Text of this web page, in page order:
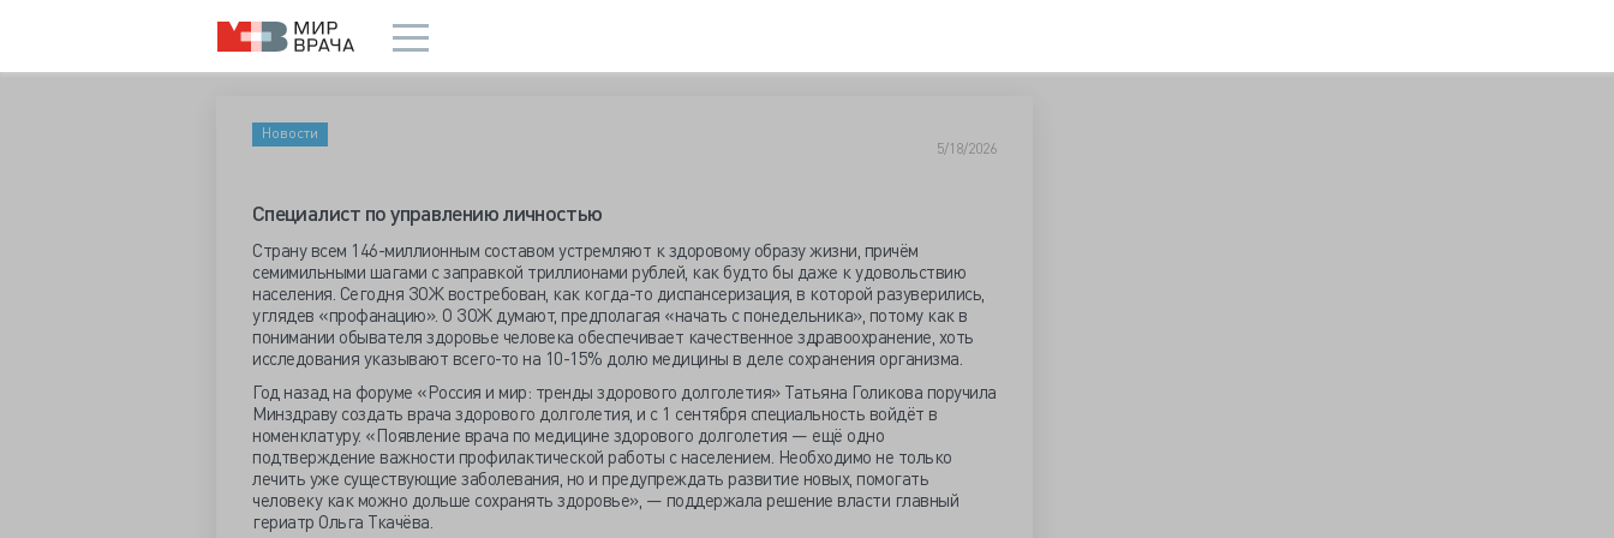
Новости
5/18/2026
Специалист по управлению личностью
Страну всем 146-миллионным составом устремляют к здоровому образу жизни, причём
семимильными шагами с заправкой триллионами рублей, как будто бы даже к удовольствию
населения. Сегодня ЗОЖ востребован, как когда-то диспансеризация, в которой разуверились,
углядев «профанацию». О ЗОЖ думают, предполагая «начать с понедельника», потому как в
понимании обывателя здоровье человека обеспечивает качественное здравоохранение, хоть
исследования указывают всего-то на 10-15% долю медицины в деле сохранения организма.
Год назад на форуме «Россия и мир: тренды здорового долголетия» Татьяна Голикова поручила
Минздраву создать врача здорового долголетия, и с 1 сентября специальность войдёт в
номенклатуру. «Появление врача по медицине здорового долголетия — ещё одно
подтверждение важности профилактической работы с населением. Необходимо не только
лечить уже существующие заболевания, но и предупреждать развитие новых, помогать
человеку как можно дольше сохранять здоровье», — поддержала решение власти главный
гериатр Ольга Ткачёва.